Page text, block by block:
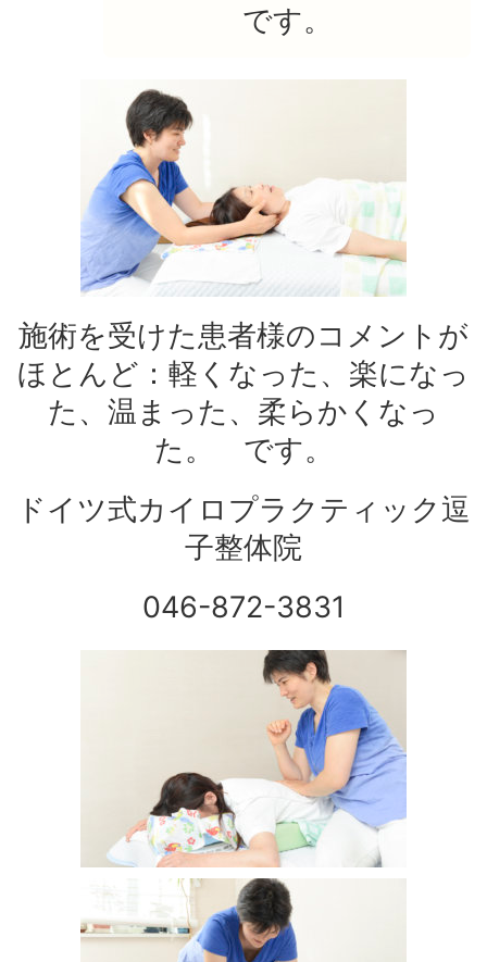
です。
施術を受けた患者様のコメントが
ほとんど：軽くなった、楽になっ
た、温まった、柔らかくなっ
た。 です。
ドイツ式カイロプラクティック逗
子整体院
046-872-3831